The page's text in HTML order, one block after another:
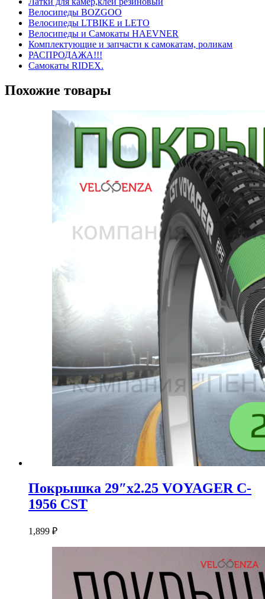
Велосипеды BOZGOO
Велосипеды LTBIKE и LETO
Велосипеды и Самокаты HAEVNER
Комплектующие и запчасти к самокатам, роликам
РАСПРОДАЖА!!!
Самокаты RIDEX.
Похожие товары
Покрышка 29″x2.25 VOYAGER C-
1956 CST
1,899 ₽